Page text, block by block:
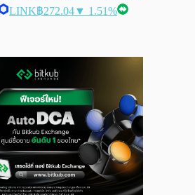
LINK฿272.04▼ 1.51%